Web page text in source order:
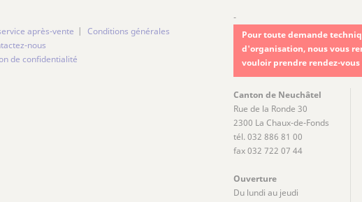
-
Pour toute demande
d'organisation, nous vous
vouloir prendre rendez-
Canton de Neuchâtel
Rue de la Ronde 30
2300 La Chaux-de-Fonds
tél. 032 886 81 00
fax 032 722 07 44
Ouverture
Du lundi au jeudi
après-vente
Conditions générales
nous
de confidentialité